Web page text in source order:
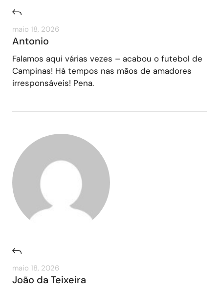
maio 18, 2026
Antonio
Falamos aqui várias vezes – acabou o futebol de
Campinas! Há tempos nas mãos de amadores
irresponsáveis! Pena.
maio 18, 2026
João da Teixeira